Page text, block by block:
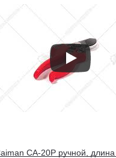
CA-20P ручной, длина